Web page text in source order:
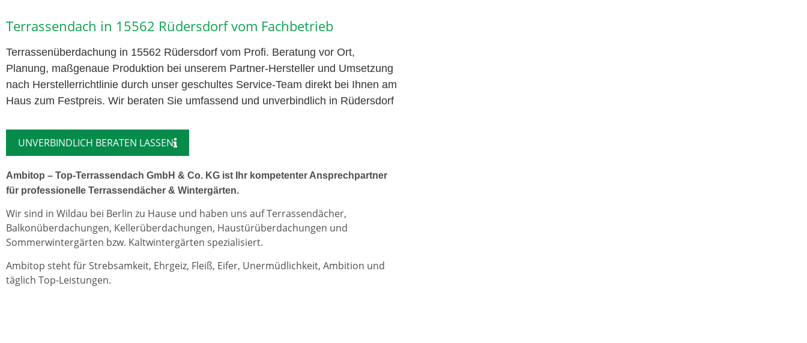
Terrassendach in 15562 Rüdersdorf vom Fachbetrieb
Terrassenüberdachung in 15562 Rüdersdorf vom Profi. Beratung vor Ort,
Planung, maßgenaue Produktion bei unserem Partner-Hersteller und Umsetzung
nach Herstellerrichtlinie durch unser geschultes Service-Team direkt bei Ihnen am
Haus zum Festpreis. Wir beraten Sie umfassend und unverbindlich in Rüdersdorf
UNVERBINDLICH BERATEN LASSEN
Ambitop – Top-Terrassendach GmbH & Co. KG ist Ihr kompetenter Ansprechpartner
für professionelle Terrassendächer & Wintergärten.
Wir sind in Wildau bei Berlin zu Hause und haben uns auf Terrassendächer,
Balkonüberdachungen, Kellerüberdachungen, Haustürüberdachungen und
Sommerwintergärten bzw. Kaltwintergärten spezialisiert.
Ambitop steht für Strebsamkeit, Ehrgeiz, Fleiß, Eifer, Unermüdlichkeit, Ambition und
täglich Top-Leistungen.